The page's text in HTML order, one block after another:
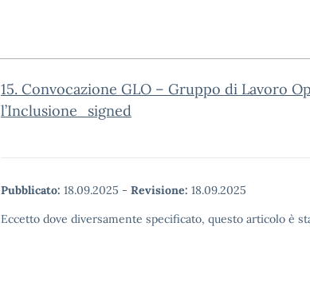
15. Convocazione GLO – Gruppo di Lavoro
l’Inclusione_signed
Pubblicato: 18.09.2025 - Revisione: 18.09.2025
Eccetto dove diversamente specificato, questo articolo è